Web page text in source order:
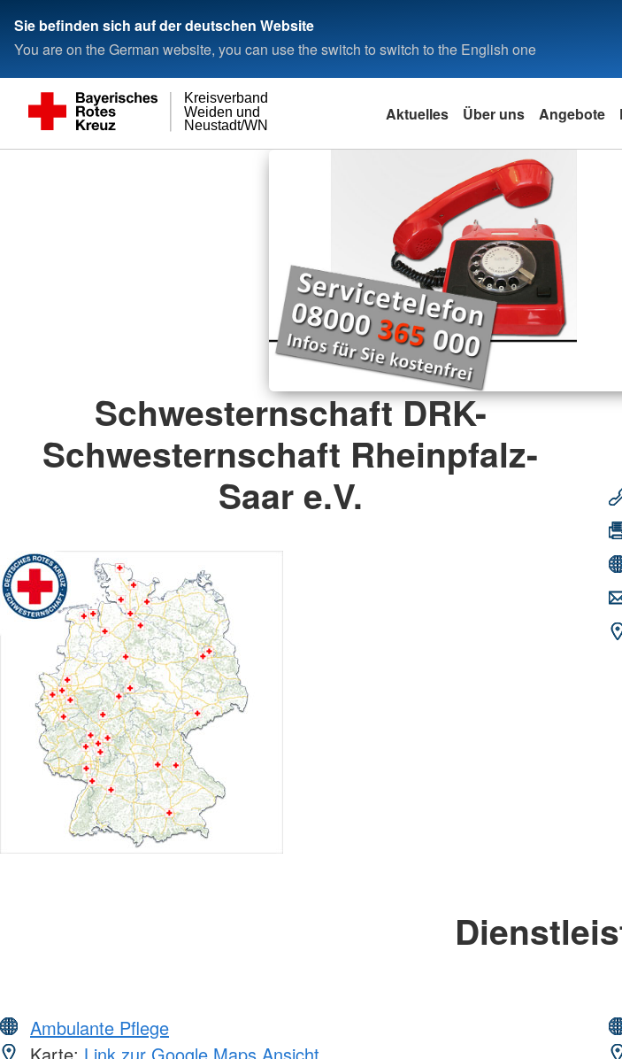
Sie befinden sich auf der deutschen Website
You are on the German website, you can use the switch to switch to the English one
Neustadt/WN
Weiden und
Kreisverband
Aktuelles Über uns Angebote
Schwesternschaft DRK-
Schwesternschaft Rheinpfalz-
Saar e.V.
Ambulante Pflege
Karte: Link zur Google Maps Ansicht